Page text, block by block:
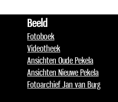
Beeld
Fotoboek
Videotheek
Ansichten Oude Pekela
Ansichten Nieuwe Pekela
Fotoarchief Jan van Burg